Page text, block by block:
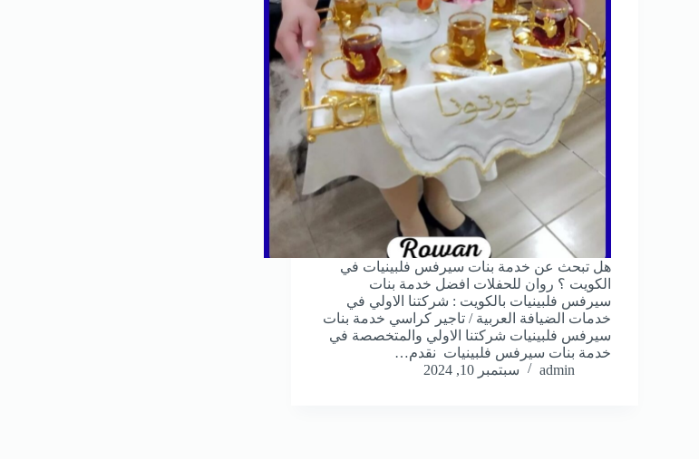
هل تبحث عن خدمة بنات سيرفس فلبينيات في
الكويت ؟ روان للحفلات افضل خدمة بنات
سيرفس فلبينيات بالكويت : شركتنا الاولي في
خدمات الضيافة العربية / تاجير كراسي خدمة بنات
سيرفس فلبينيات شركتنا الاولي والمتخصصة في
خدمة بنات سيرفس فلبينيات نقدم…
admin
سبتمبر 10, 2024